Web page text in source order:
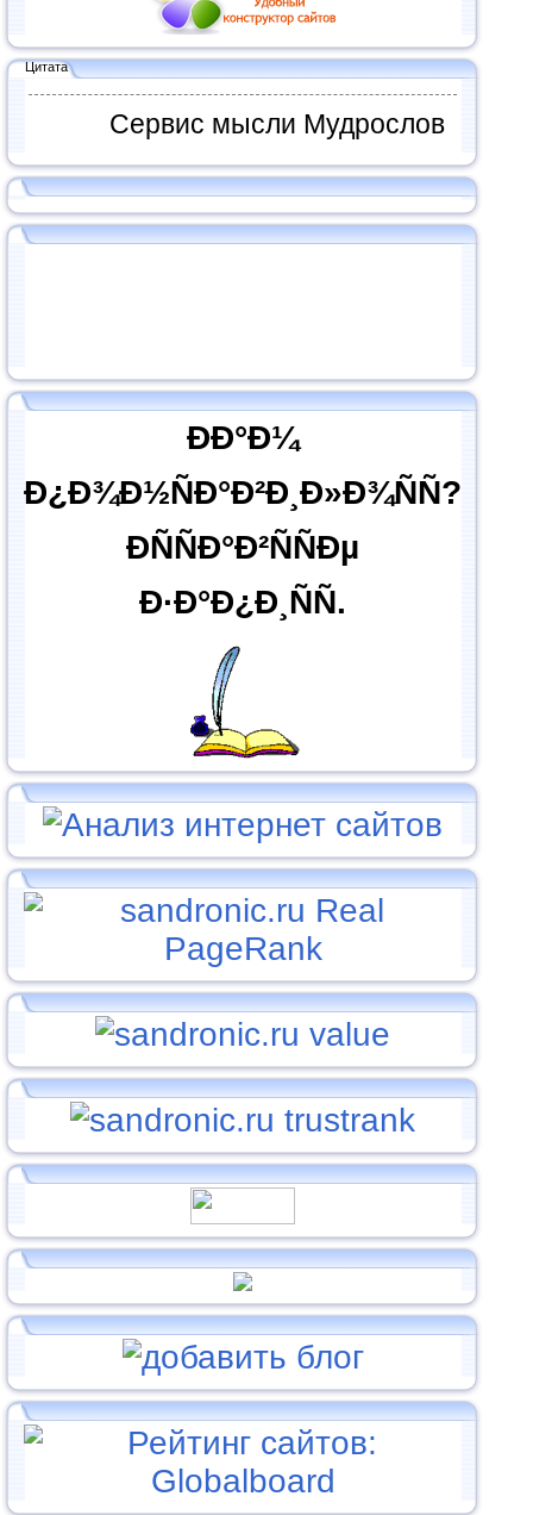
Цитата
Сервис мысли Мудрослов
ÐÐ°Ð¼
Ð¿Ð¾Ð½ÑÐ°Ð²Ð¸Ð»Ð¾ÑÑ?
ÐÑÑÐ°Ð²ÑÑÐµ
Ð·Ð°Ð¿Ð¸ÑÑ.